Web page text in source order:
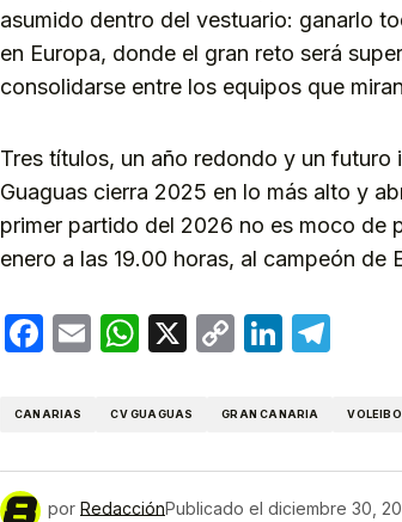
asumido dentro del vestuario: ganarlo
en Europa, donde el gran reto será
consolidarse entre los equipos que
Tres títulos, un año redondo y un
Guaguas cierra 2025 en lo más alto y
primer partido del 2026 no es moco de
enero a las 19.00 horas, al campeón de
Facebook
EmailWhatsApp
X
Copy
CANARIAS CV GUAGUAS GRAN CANARIA
por RedacciónPublicado el diciembre 30,